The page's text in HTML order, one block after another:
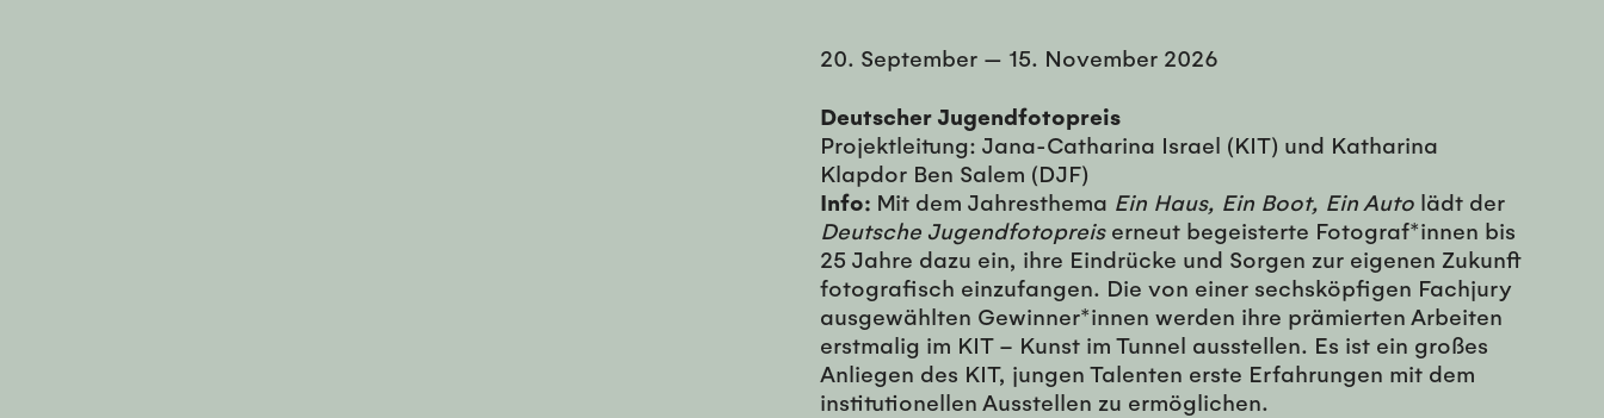
20. September — 15. November 2026
Deutscher Jugendfotopreis
Projektleitung: Jana-Catharina Israel (KIT) und Katharina
Klapdor Ben Salem (DJF)
Info: Mit dem Jahresthema Ein Haus, Ein Boot, Ein Auto lädt der
Deutsche Jugendfotopreiserneut begeisterte Fotograf*innen bis
25 Jahre dazu ein, ihre Eindrücke und Sorgen zur eigenen Zukunft
fotografisch einzufangen. Die von einer sechsköpfigen Fachjury
ausgewählten Gewinner*innen werden ihre prämierten Arbeiten
erstmalig im KIT – Kunst im Tunnel ausstellen. Es ist ein großes
Anliegen des KIT, jungen Talenten erste Erfahrungen mit dem
institutionellen Ausstellen zu ermöglichen.